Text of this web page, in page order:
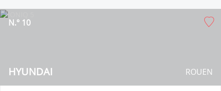
HYUNDAI
N.° 10
ROUEN